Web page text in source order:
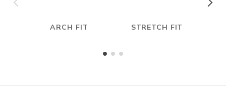
ARCH FIT
STRETCH FIT